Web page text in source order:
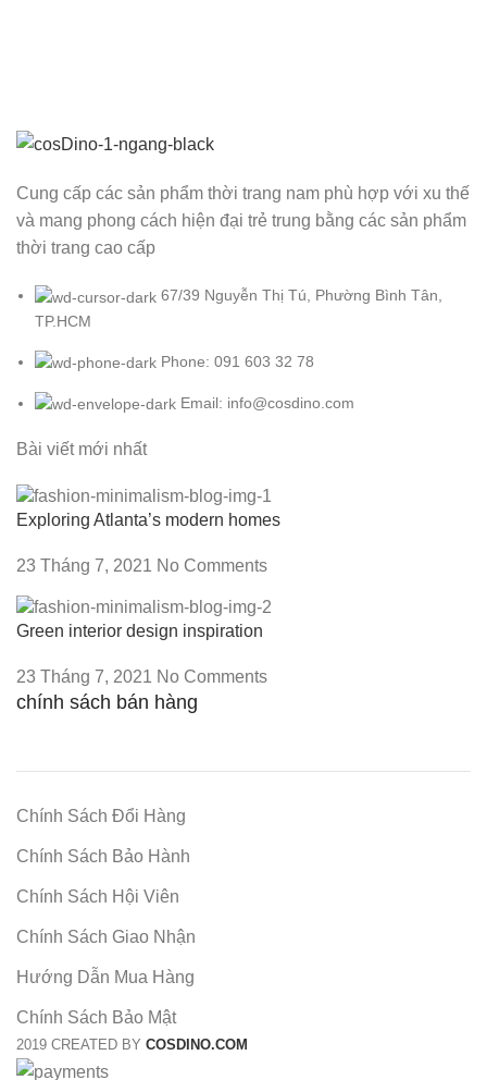
Cung cấp các sản phẩm thời trang nam phù hợp với xu thế
và mang phong cách hiện đại trẻ trung bằng các sản phẩm
thời trang cao cấp
67/39 Nguyễn Thị Tú, Phường Bình Tân,
TP.HCM
Phone: 091 603 32 78
Email: info@cosdino.com
Bài viết mới nhất
Exploring Atlanta’s modern homes
23 Tháng 7, 2021 No Comments
Green interior design inspiration
23 Tháng 7, 2021 No Comments
chính sách bán hàng
Chính Sách Đổi Hàng
Chính Sách Bảo Hành
Chính Sách Hội Viên
Chính Sách Giao Nhận
Hướng Dẫn Mua Hàng
Chính Sách Bảo Mật
2019 CREATED BY COSDINO.COM